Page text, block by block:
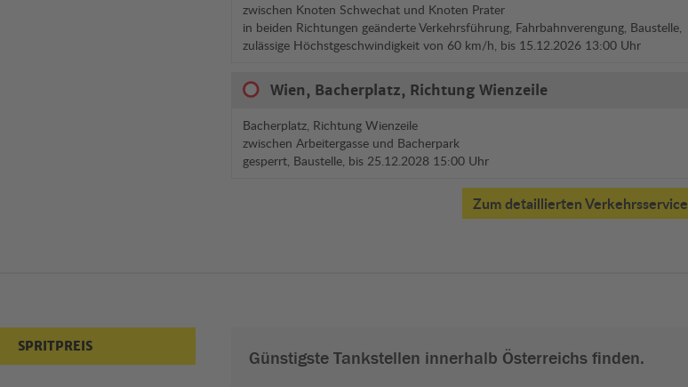
zwischen Knoten Schwechat und Knoten Prater
in beiden Richtungen geänderte Verkehrsführung, Fahrbahnverengung, Baustelle,
zulässige Höchstgeschwindigkeit von 60 km/h, bis 15.12.2026 13:00 Uhr
Wien, Bacherplatz, Richtung Wienzeile
Bacherplatz, Richtung Wienzeile
zwischen Arbeitergasse und Bacherpark
gesperrt, Baustelle, bis 25.12.2028 15:00 Uhr
Zum detaillierten Verkehrsservice
SPRITPREIS